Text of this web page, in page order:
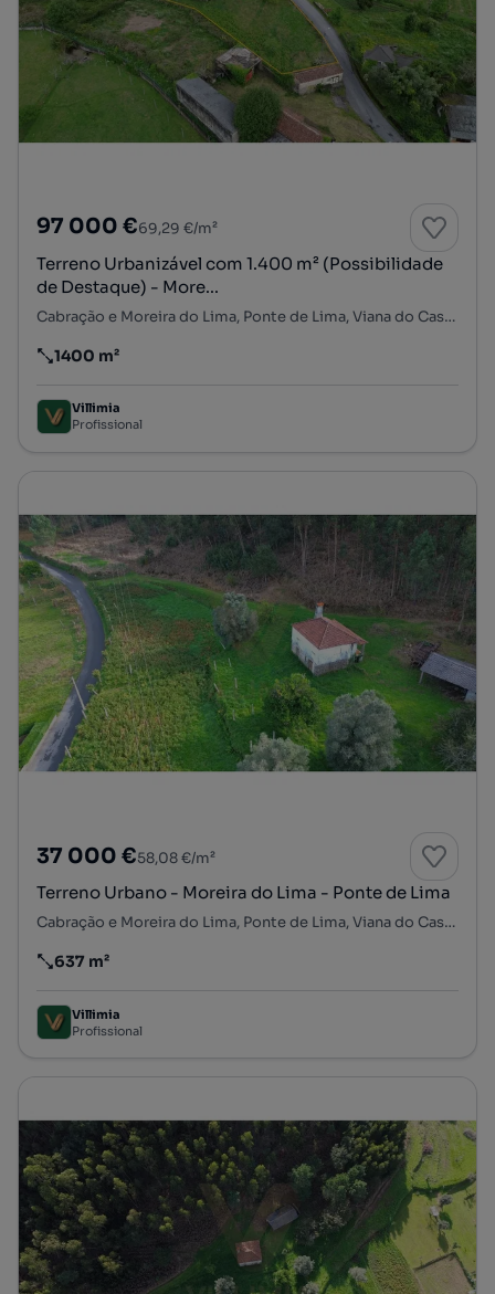
97 000 €69,29 €/m²
Terreno Urbanizável com 1.400 m² (Possibilidade
de Destaque) - More...
Cabração e Moreira do Lima, Ponte de Lima, Viana do Castelo
Preço por metro quadrado
1400 m²
Villimia
Profissional
37 000 €58,08 €/m²
Terreno Urbano - Moreira do Lima - Ponte de Lima
Cabração e Moreira do Lima, Ponte de Lima, Viana do Castelo
Preço por metro quadrado
637 m²
Villimia
Profissional